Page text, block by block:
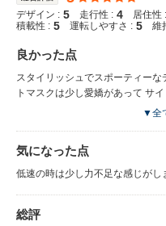
デザイン : 5 走行性 : 4 居住性 :
積載性 : 5 運転しやすさ : 5 維
良かった点
スタイリッシュでスポーティー
トマスクは少し愛嬌があって サ
と思いました。 当時は先取りし
ラーの音が大好きでした。 音を
の音よりもっと好きです♪ FFなの
▼全
気になった点
低速の時は少し力不足な感じがし
総評